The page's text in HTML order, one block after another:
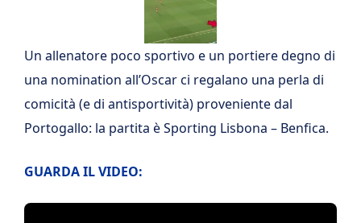
Un allenatore poco sportivo e un portiere degno di
una nomination all’Oscar ci regalano una perla di
comicità (e di antisportività) proveniente dal
Portogallo: la partita è Sporting Lisbona – Benfica.
GUARDA IL VIDEO: